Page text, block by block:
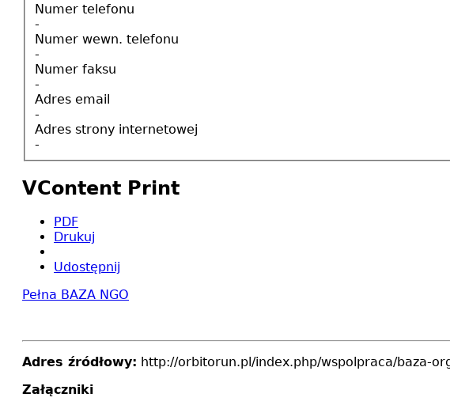
Numer telefonu
-
Numer wewn. telefonu
-
Numer faksu
-
Adres email
-
Adres strony internetowej
-
VContent Print
PDF
Drukuj
Udostępnij
Pełna BAZA NGO
Adres źródłowy: http://orbitorun.pl/index.php/wspolpraca/baza-
Załączniki